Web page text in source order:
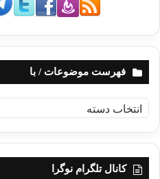
فهرست موضوعات / با
ه
ر
کانال تلگرام نوگرا